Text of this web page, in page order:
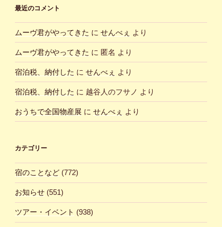
最近のコメント
ムーヴ君がやってきた に せんべぇ より
ムーヴ君がやってきた に 匿名 より
宿泊税、納付した に せんべぇ より
宿泊税、納付した に 越谷人のフサノ より
おうちで全国物産展 に せんべぇ より
カテゴリー
宿のことなど (772)
お知らせ (551)
ツアー・イベント (938)